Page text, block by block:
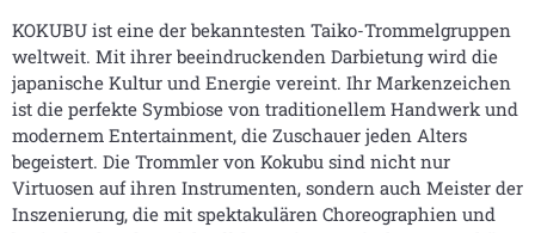
KOKUBU ist eine der bekanntesten Taiko-Trommelgruppen
weltweit. Mit ihrer beeindruckenden Darbietung wird die
japanische Kultur und Energie vereint. Ihr Markenzeichen
ist die perfekte Symbiose von traditionellem Handwerk und
modernem Entertainment, die Zuschauer jeden Alters
begeistert. Die Trommler von Kokubu sind nicht nur
Virtuosen auf ihren Instrumenten, sondern auch Meister der
Inszenierung, die mit spektakulären Choreographien und